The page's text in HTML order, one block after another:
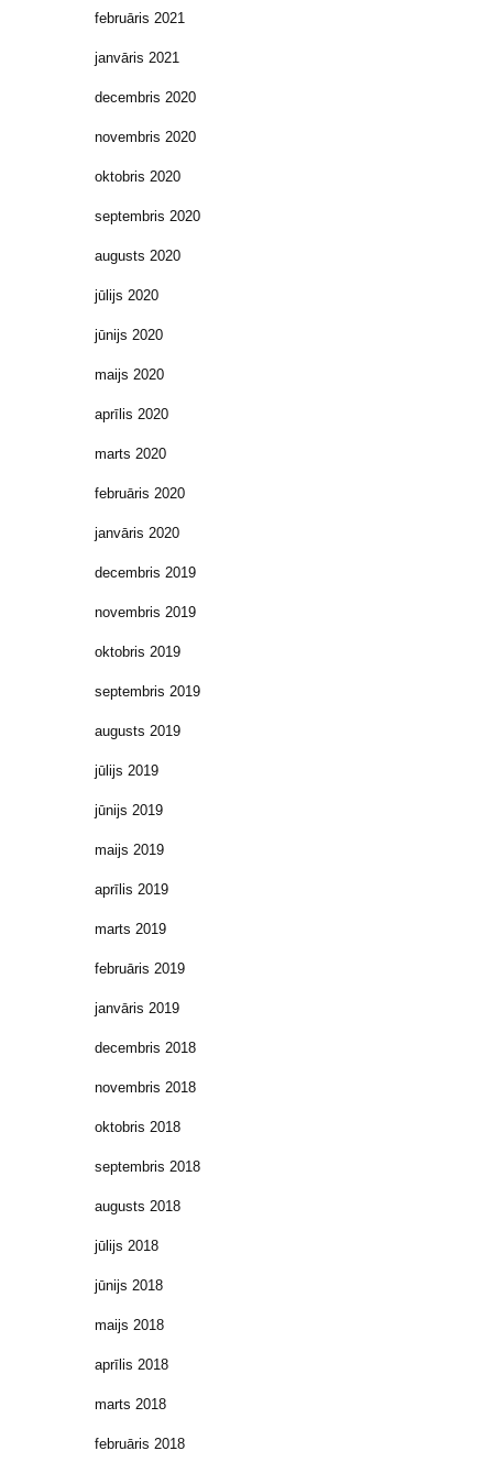
februāris 2021
janvāris 2021
decembris 2020
novembris 2020
oktobris 2020
septembris 2020
augusts 2020
jūlijs 2020
jūnijs 2020
maijs 2020
aprīlis 2020
marts 2020
februāris 2020
janvāris 2020
decembris 2019
novembris 2019
oktobris 2019
septembris 2019
augusts 2019
jūlijs 2019
jūnijs 2019
maijs 2019
aprīlis 2019
marts 2019
februāris 2019
janvāris 2019
decembris 2018
novembris 2018
oktobris 2018
septembris 2018
augusts 2018
jūlijs 2018
jūnijs 2018
maijs 2018
aprīlis 2018
marts 2018
februāris 2018